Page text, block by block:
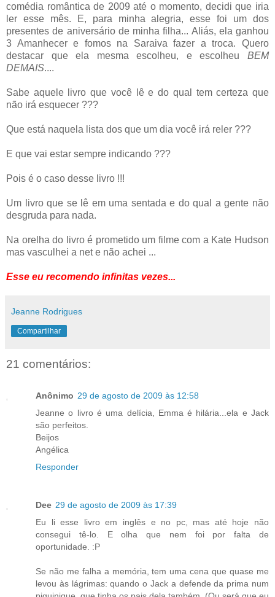
comédia romântica de 2009 até o momento, decidi que iria
ler esse mês. E, para minha alegria, esse foi um dos
presentes de aniversário de minha filha... Aliás, ela ganhou
3 Amanhecer e fomos na Saraiva fazer a troca. Quero
destacar que ela mesma escolheu, e escolheu BEM
DEMAIS....
Sabe aquele livro que você lê e do qual tem certeza que
não irá esquecer ???
Que está naquela lista dos que um dia você irá reler ???
E que vai estar sempre indicando ???
Pois é o caso desse livro !!!
Um livro que se lê em uma sentada e do qual a gente não
desgruda para nada.
Na orelha do livro é prometido um filme com a Kate Hudson
mas vasculhei a net e não achei ...
Esse eu recomendo infinitas vezes...
Jeanne Rodrigues
Compartilhar
21 comentários:
Anônimo 29 de agosto de 2009 às 12:58
Jeanne o livro é uma delícia, Emma é hilária...ela e Jack
são perfeitos.
Beijos
Angélica
Responder
Dee 29 de agosto de 2009 às 17:39
Eu li esse livro em inglês e no pc, mas até hoje não
consegui tê-lo. E olha que nem foi por falta de
oportunidade. :P
Se não me falha a memória, tem uma cena que quase me
levou às lágrimas: quando o Jack a defende da prima num